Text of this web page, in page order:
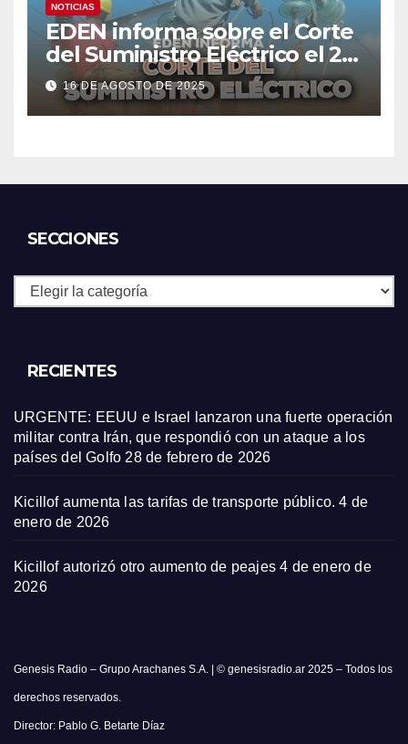
NOTICIAS
EDEN informa sobre el Corte
del Suministro Eléctrico el 20
de agosto
16 DE AGOSTO DE 2025
SECCIONES
Secciones
RECIENTES
URGENTE: EEUU e Israel lanzaron una fuerte operación
militar contra Irán, que respondió con un ataque a los
países del Golfo 28 de febrero de 2026
Kicillof aumenta las tarifas de transporte público. 4 de
enero de 2026
Kicillof autorizó otro aumento de peajes 4 de enero de
2026
Genesis Radio – Grupo Arachanes S.A. | © genesisradio.ar 2025 – Todos los
derechos reservados.
Director: Pablo G. Betarte Díaz